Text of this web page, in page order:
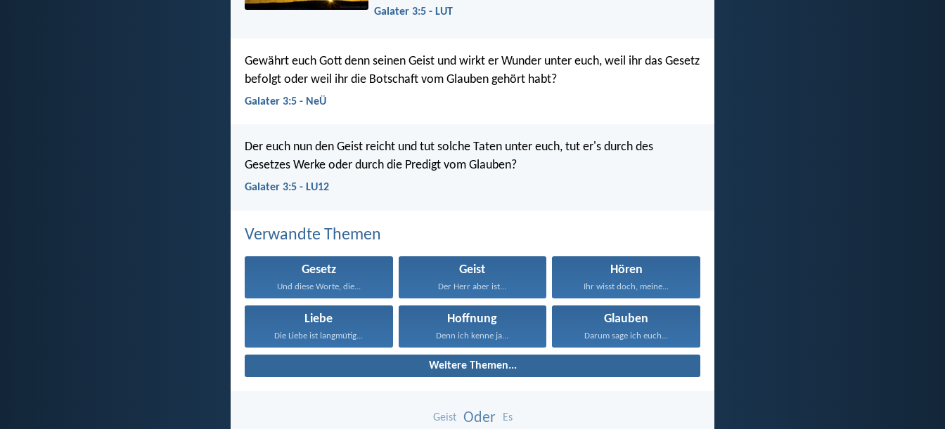
Galater 3:5 - LUT
Gewährt euch Gott denn seinen Geist und wirkt er Wunder unter euch, weil ihr das Gesetz
befolgt oder weil ihr die Botschaft vom Glauben gehört habt?
Galater 3:5 - NeÜ
Der euch nun den Geist reicht und tut solche Taten unter euch, tut er's durch des
Gesetzes Werke oder durch die Predigt vom Glauben?
Galater 3:5 - LU12
Verwandte Themen
Gesetz
Und diese Worte, die...
Geist
Der Herr aber ist...
Hören
Ihr wisst doch, meine...
Liebe
Die Liebe ist langmütig...
Hoffnung
Denn ich kenne ja...
Glauben
Darum sage ich euch...
Weitere Themen...
Geist Oder Es